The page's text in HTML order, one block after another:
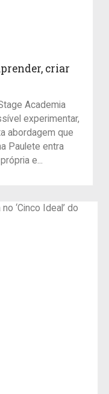
criar
Academia
experimentar,
abordagem que
Paulete entra
e...